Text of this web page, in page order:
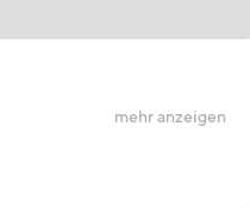
mehr anzeigen